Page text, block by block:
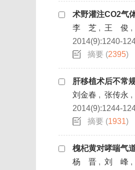
术野灌注CO2气
李 芝 , 王 俊 ,
2014(9):1240-
摘要 (2395)
肝移植术后不常
刘金春 , 张传永 ,
2014(9):1244-
摘要 (1931)
槐杞黄对哮喘气
杨 晋 , 刘 峰 ,